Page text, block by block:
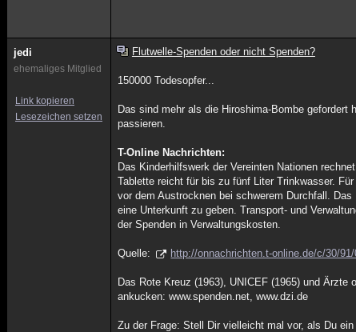
jedi
ehemaliges Mitglied
Link kopieren
Lesezeichen setzen
Flutwelle-Spenden oder nicht Spenden?
150000 Todesopfer...
Das sind mehr als die Hiroshima-Bombe
passieren.
T-Online Nachrichten:
Das Kinderhilfswerk der Vereinten Nationen
Tablette reicht für bis zu fünf Liter Trinkwasser.
vor dem Austrocknen bei schwerem Durchfall.
eine Unterkunft zu geben. Transport- und
der Spenden in Verwaltungskosten.
Quelle: http://onnachrichten.t-online.de/c/30/91/
Das Rote Kreuz (1963), UNICEF (1965) und Ärzte
ankucken: www.spenden.net, www.dzi.de
Zu der Frage: Stell Dir vielleicht mal vor, als Du